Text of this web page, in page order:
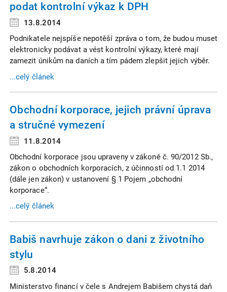
podat kontrolní výkaz k DPH
13.8.2014
Podnikatele nejspíše nepotěší zpráva o tom, že budou muset
elektronicky podávat a vést kontrolní výkazy, které mají
zamezit únikům na daních a tím pádem zlepšit jejich výběr.
...celý článek
Obchodní korporace, jejich právní úprava
a stručné vymezení
11.8.2014
Obchodní korporace jsou upraveny v zákoně č. 90/2012 Sb.,
zákon o obchodních korporacích, z účinností od 1.1 2014
(dále jen zákon) v ustanovení § 1 Pojem „obchodní
korporace“.
...celý článek
Babiš navrhuje zákon o dani z životního
stylu
5.8.2014
Ministerstvo financí v čele s Andrejem Babišem chystá daň